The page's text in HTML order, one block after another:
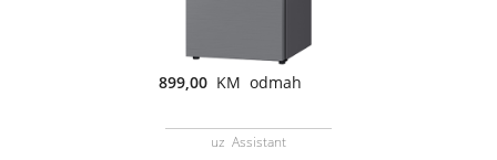
899,00 KM odmah
uz Assistant